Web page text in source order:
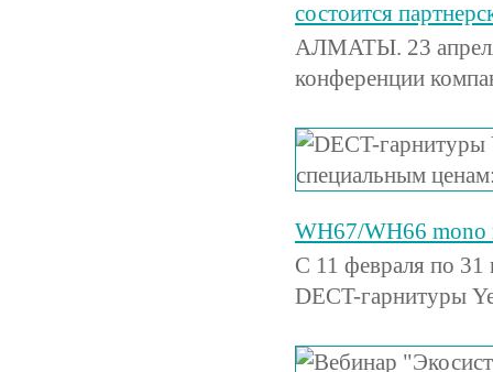
состоится
АЛМАТЫ. 23 апреля
конференции
WH67/WH66 mono
С 11 февраля по 31
DECT-гарнитуры